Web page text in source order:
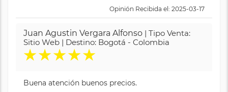
Opinión Recibida el: 2025-03-17
Juan Agustin Vergara Alfonso | Tipo Venta:
Sitio Web | Destino: Bogotá - Colombia
★★★★★
Buena atención buenos precios.